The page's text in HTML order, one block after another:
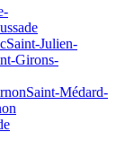
Saint-Julien-
Girons-
Saint-Médard-